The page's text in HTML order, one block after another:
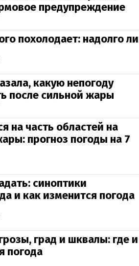
предупреждение
похолодает: надолго ли
какую непогоду
после сильной жары
на часть областей на
прогноз погоды на 7
синоптики
и как изменится погода
град и шквалы: где и
погода